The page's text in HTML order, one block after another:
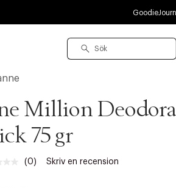
Goodie
Million
75 gr
Inget
(0) Skriv en recension